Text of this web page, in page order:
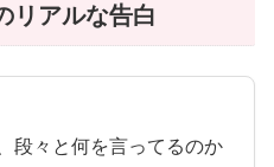
リアルな告白
段々と何を言ってるのか